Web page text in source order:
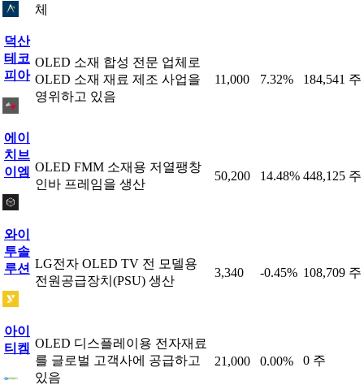
체
덕산
테코
피아
OLED 소재 합성 전문 업체로
OLED 소재 재료 제조 사업을
영위하고 있음
11,000 7.32% 184,541 주
에이
치브
이엠 OLED FMM 소재용 저열팽창
인바 프레임을 생산
50,200 14.48% 448,125 주
와이
투솔
루션 LG전자 OLED TV 전 모델용
전원공급장치(PSU) 생산
3,340 -0.45% 108,709 주
아이
티켐 OLED 디스플레이용 전자재료
를 글로벌 고객사에 공급하고
있음
21,000 0.00% 0 주